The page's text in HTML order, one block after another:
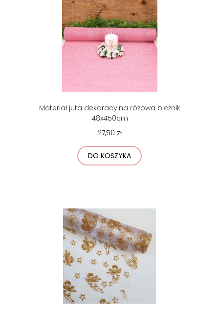
Materiał juta dekoracyjna różowa bieżnik
48x450cm
27,50 zł
DO KOSZYKA